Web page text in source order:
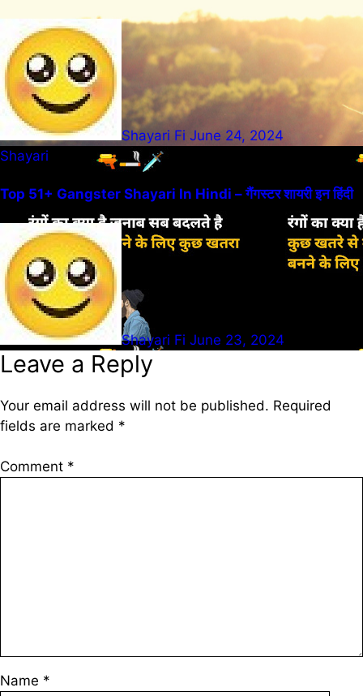
Shayari Fi June 24, 2024
Shayari
Top 51+ Gangster Shayari In Hindi – गैंगस्टर शायरी इन हिंदी
Shayari Fi June 23, 2024
Leave a Reply
Your email address will not be published. Required
fields are marked *
Comment *
Name *